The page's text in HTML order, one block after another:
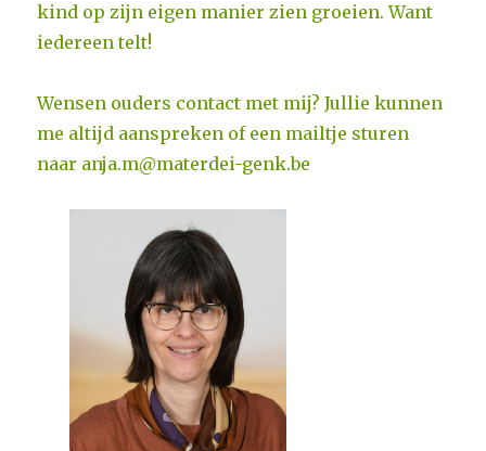
kind op zijn eigen manier zien groeien. Want
iedereen telt!
Wensen ouders contact met mij? Jullie kunnen
me altijd aanspreken of een mailtje sturen
naar anja.m@materdei-genk.be